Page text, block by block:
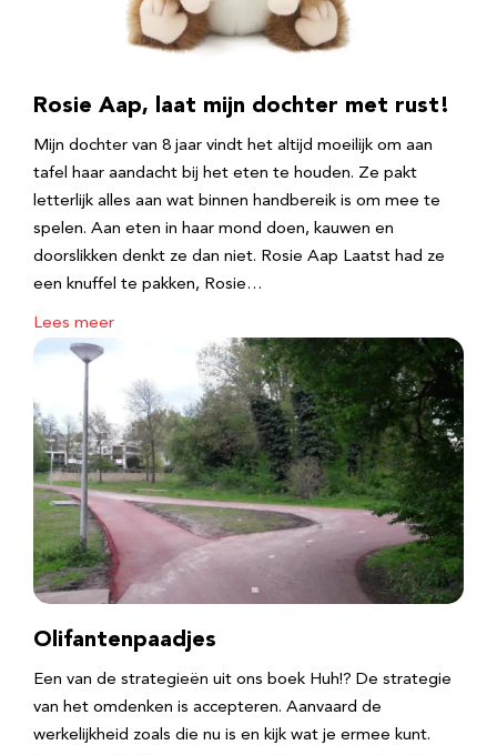
Rosie Aap, laat mijn dochter met rust!
Mijn dochter van 8 jaar vindt het altijd moeilijk om aan
tafel haar aandacht bij het eten te houden. Ze pakt
letterlijk alles aan wat binnen handbereik is om mee te
spelen. Aan eten in haar mond doen, kauwen en
doorslikken denkt ze dan niet. Rosie Aap Laatst had ze
een knuffel te pakken, Rosie…
Lees meer
Olifantenpaadjes
Een van de strategieën uit ons boek Huh!? De strategie
van het omdenken is accepteren. Aanvaard de
werkelijkheid zoals die nu is en kijk wat je ermee kunt.